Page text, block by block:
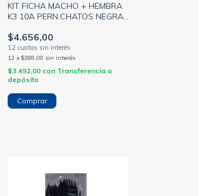
KIT FICHA MACHO + HEMBRA
K3 10A PERN.CHATOS NEGRA
$4.656,00
12 x $388,00 sin interés
$3.492,00 con Transferencia o
depósito